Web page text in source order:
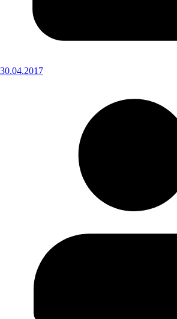
30.04.2017